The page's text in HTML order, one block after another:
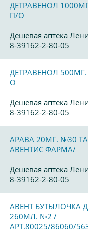
ДЕТРАВЕНОЛ
П/О
Дешевая аптека
8-39162-2-80-05
ДЕТРАВЕНОЛ
О
Дешевая аптека
8-39162-2-80-05
АРАВА 20МГ. №30
АВЕНТИС ФАРМА/
Дешевая аптека
8-39162-2-80-05
АВЕНТ БУТЫЛОЧКА
260МЛ. №2 /
АРТ.80025/86060/